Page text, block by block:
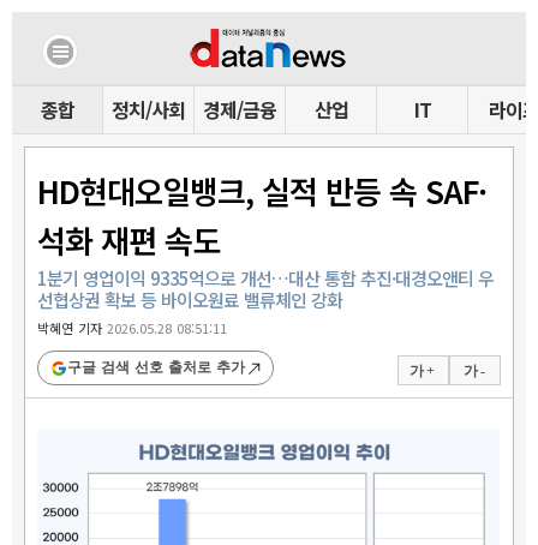
종합 정치/사회 경제/금융 산업 IT 라이프
HD현대오일뱅크, 실적 반등 속 SAF·
석화 재편 속도
1분기 영업이익 9335억으로 개선…대산 통합 추진·대경오앤티 우
선협상권 확보 등 바이오원료 밸류체인 강화
박혜연 기자2026.05.28 08:51:11
가 + 가 -
구글 검색 선호 출처로 추가